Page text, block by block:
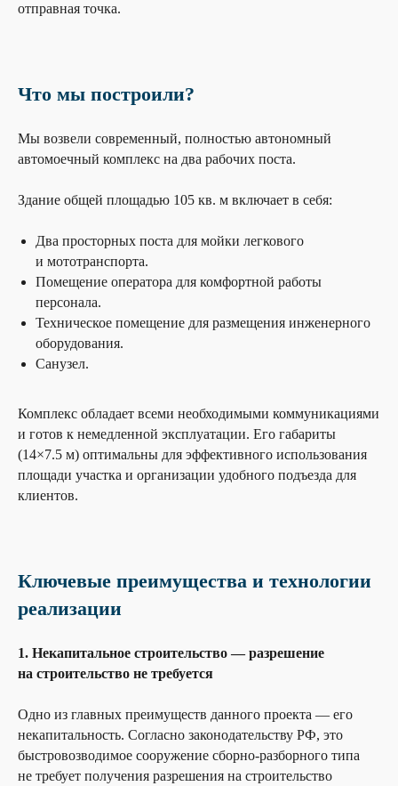
отправная точка.
Что мы построили?
Мы возвели современный, полностью автономный
автомоечный комплекс на два рабочих поста.
Здание общей площадью 105 кв. м включает в себя:
Два просторных поста для мойки легкового
и мототранспорта.
Помещение оператора для комфортной работы
персонала.
Техническое помещение для размещения инженерного
оборудования.
Санузел.
Комплекс обладает всеми необходимыми коммуникациями
и готов к немедленной эксплуатации. Его габариты
(14×7.5 м) оптимальны для эффективного использования
площади участка и организации удобного подъезда для
клиентов.
Ключевые преимущества и технологии
реализации
1. Некапитальное строительство — разрешение
на строительство не требуется
Одно из главных преимуществ данного проекта — его
некапитальность. Согласно законодательству РФ, это
быстровозводимое сооружение сборно-разборного типа
не требует получения разрешения на строительство